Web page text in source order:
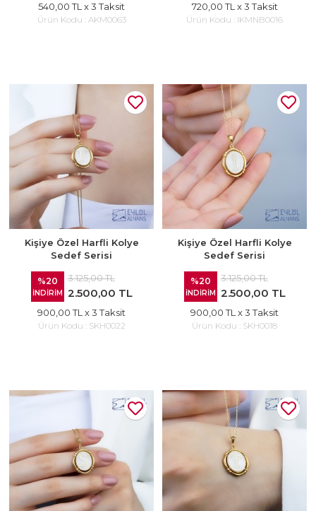
540,00 TL x 3 Taksit
Ürün Kodu : AKM0063
720,00 TL x 3 Taksit
Ürün Kodu : IKMNB0016
Kişiye Özel Harfli Kolye
Sedef Serisi
%20
İNDİRİM
3.125,00 TL
2.500,00 TL
900,00 TL x 3 Taksit
Ürün Kodu : SKH0022
Kişiye Özel Harfli Kolye
Sedef Serisi
%20
İNDİRİM
3.125,00 TL
2.500,00 TL
900,00 TL x 3 Taksit
Ürün Kodu : SKH0018